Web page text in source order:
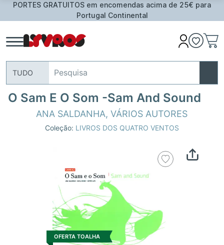
PORTES GRATUITOS em encomendas acima de 25€ para
Portugal Continental
TUDO
O Sam E O Som -Sam And Sound
ANA SALDANHA,VÁRIOS AUTORES
Coleção: LIVROS DOS QUATRO VENTOS
OFERTA TOALHA